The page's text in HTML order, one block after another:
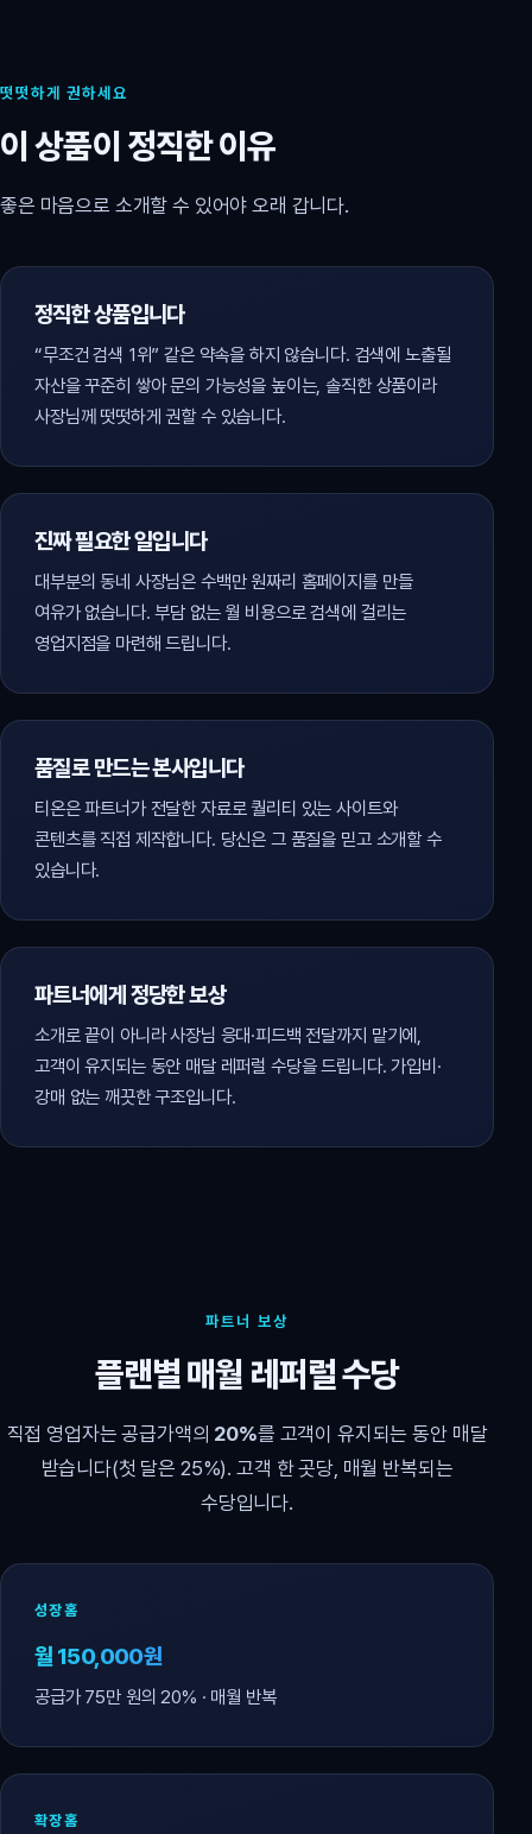
떳떳하게 권하세요
이 상품이 정직한 이유
좋은 마음으로 소개할 수 있어야 오래 갑니다.
정직한 상품입니다
“무조건 검색 1위” 같은 약속을 하지 않습니다. 검색에 노출될
자산을 꾸준히 쌓아 문의 가능성을 높이는, 솔직한 상품이라
사장님께 떳떳하게 권할 수 있습니다.
진짜 필요한 일입니다
대부분의 동네 사장님은 수백만 원짜리 홈페이지를 만들
여유가 없습니다. 부담 없는 월 비용으로 검색에 걸리는
영업지점을 마련해 드립니다.
품질로 만드는 본사입니다
티온은 파트너가 전달한 자료로 퀄리티 있는 사이트와
콘텐츠를 직접 제작합니다. 당신은 그 품질을 믿고 소개할 수
있습니다.
파트너에게 정당한 보상
소개로 끝이 아니라 사장님 응대·피드백 전달까지 맡기에,
고객이 유지되는 동안 매달 레퍼럴 수당을 드립니다. 가입비·
강매 없는 깨끗한 구조입니다.
파트너 보상
플랜별 매월 레퍼럴 수당
직접 영업자는 공급가액의 20%를 고객이 유지되는 동안 매달
받습니다(첫 달은 25%). 고객 한 곳당, 매월 반복되는
수당입니다.
성장홈
월 150,000원
공급가 75만 원의 20% · 매월 반복
확장홈